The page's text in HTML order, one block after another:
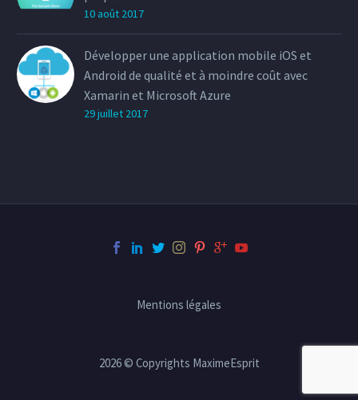
10 août 2017
Développer une application mobile iOS et
Android de qualité et à moindre coût avec
Xamarin et Microsoft Azure
29 juillet 2017
Mentions légales
2026 © Copyrights MaximeEsprit